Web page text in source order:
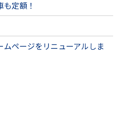
定額！
ページをリニューアルしま